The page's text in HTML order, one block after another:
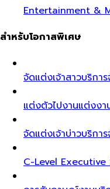
Entertainment &
สำหรับโอกาสพิเศษ
จัดแต่งเจ้าสาวบริกา
แต่งตัวไปงานแต่งง
จัดแต่งเจ้าบ่าวบริกา
C-Level Executive